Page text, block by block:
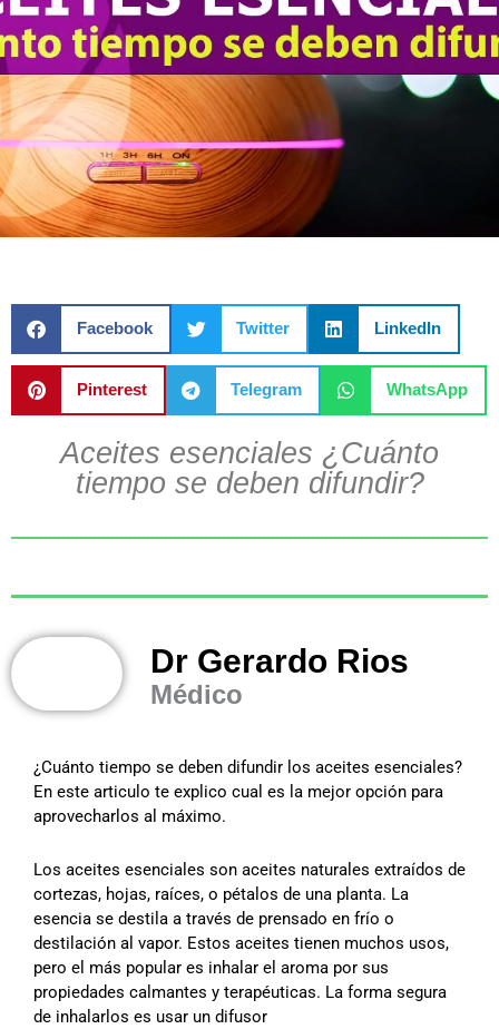
Facebook Twitter LinkedIn
Pinterest Telegram WhatsApp
Aceites esenciales ¿Cuánto
tiempo se deben difundir?
Dr Gerardo Rios
Médico
¿Cuánto tiempo se deben difundir los aceites esenciales?
En este articulo te explico cual es la mejor opción para
aprovecharlos al máximo.
Los aceites esenciales son aceites naturales extraídos de
cortezas, hojas, raíces, o pétalos de una planta. La
esencia se destila a través de prensado en frío o
destilación al vapor. Estos aceites tienen muchos usos,
pero el más popular es inhalar el aroma por sus
propiedades calmantes y terapéuticas. La forma segura
de inhalarlos es usar un difusor